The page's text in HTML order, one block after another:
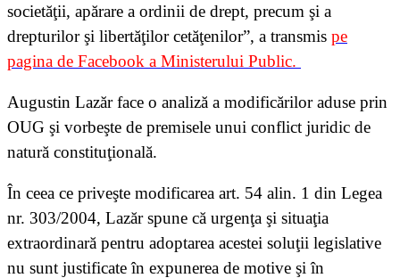
societăţii, apărare a ordinii de drept, precum şi a
drepturilor şi libertăţilor cetăţenilor”, a transmis pe
pagina de Facebook a Ministerului Public.
Augustin Lazăr face o analiză a modificărilor aduse prin
OUG şi vorbeşte de premisele unui conflict juridic de
natură constituţională.
În ceea ce priveşte modificarea art. 54 alin. 1 din Legea
nr. 303/2004, Lazăr spune că urgenţa şi situaţia
extraordinară pentru adoptarea acestei soluţii legislative
nu sunt justificate în expunerea de motive şi în